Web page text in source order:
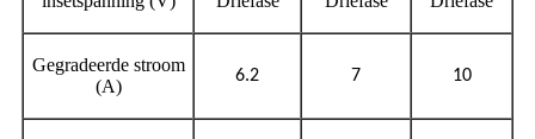
Gegradeerde stroom
(A)
6.2 7 10